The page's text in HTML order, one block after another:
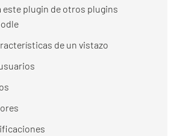
este plugin de otros plugins
de un vistazo